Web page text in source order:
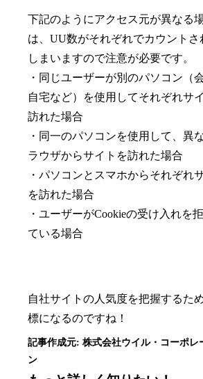
下記のようにアクセス元が異なる
は、UU数がそれぞれでカウントさ
しまいますので注意が必要です。
・同じユーザーが別のパソコン（
自宅など）を使用してそれぞれサ
訪れた場合
・同一のパソコンを使用して、異
ラウザからサイトを訪れた場合
・パソコンとスマホからそれぞれ
を訪れた場合
・ユーザーがCookieの受け入れを
ている場合
自社サイトの人気度を把握するた
標になるのですね！